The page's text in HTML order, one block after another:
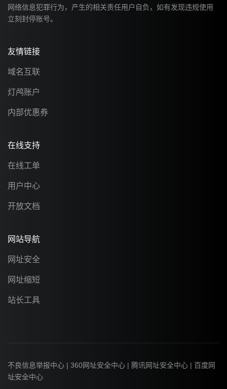
网络信息犯罪行为，产生的相关责任用户自负，如有发现违规使用
立刻封停账号。
友情链接
域名互联
灯鸬账户
内部优惠券
在线支持
在线工单
用户中心
开放文档
网站导航
网址安全
网址缩短
站长工具
不良信息举报中心 | 360网址安全中心 | 腾讯网址安全中心 | 百度网
址安全中心